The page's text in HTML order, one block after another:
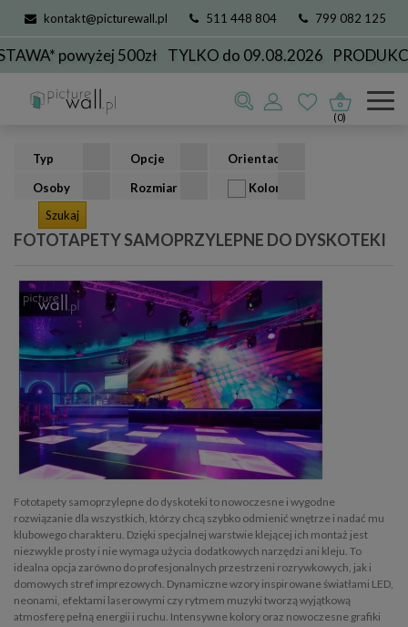
kontakt@picturewall.pl 511 448 804 799 082 125
powyżej 500zł TYLKO do 09.08.2026 PRODUKCJA
(0)
Fototapety samoprzylepne Dla Biznesu do dyskoteki
Typ Opcje
Orientacja
Osoby
Rozmiar Kolor
FOTOTAPETY SAMOPRZYLEPNE DO DYSKOTEKI
Fototapety samoprzylepne do dyskoteki to nowoczesne i wygodne
rozwiązanie dla wszystkich, którzy chcą szybko odmienić wnętrze i nadać mu
klubowego charakteru. Dzięki specjalnej warstwie klejącej ich montaż jest
niezwykle prosty i nie wymaga użycia dodatkowych narzędzi ani kleju. To
idealna opcja zarówno do profesjonalnych przestrzeni rozrywkowych, jak i
domowych stref imprezowych. Dynamiczne wzory inspirowane światłami LED,
neonami, efektami laserowymi czy rytmem muzyki tworzą wyjątkową
atmosferę pełną energii i ruchu. Intensywne kolory oraz nowoczesne grafiki